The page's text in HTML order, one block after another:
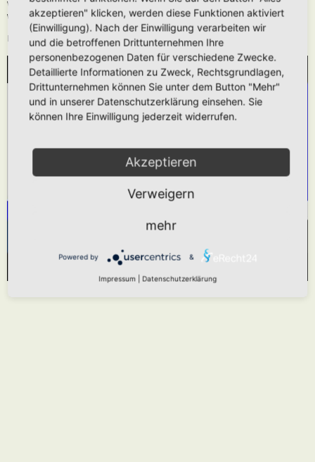
Wie oben beschrieben kann die URL auch ohne die[media]Tags verwendet
werden.
Das hier gezeigt Beispiel würde folgendes generieren:
WIR BENÖTIGEN IHRE ZUSTIMMUNG, UM
DEN YOUTUBE-SERVICE ZU LADEN!
um Videoinhalte einzubetten. Dieser Service kann
Daten zu Ihren Aktivitäten sammeln. Bitte lesen
Sie die Details durch und stimmen Sie der
Nutzung des Service zu, um dieses Video
Mehr Informationen
Powered byUsercentrics Consent Management Platform
akzeptieren" klicken, werden diese Funktionen aktiviert
(Einwilligung). Nach der Einwilligung verarbeiten wir
und die betroffenen Drittunternehmen Ihre
personenbezogenen Daten für verschiedene Zwecke.
Detaillierte Informationen zu Zweck, Rechtsgrundlagen,
Drittunternehmen können Sie unter dem Button "Mehr"
und in unserer Datenschutzerklärung einsehen. Sie
können Ihre Einwilligung jederzeit widerrufen.
Akzeptieren
Verweigern
mehr
Powered by &
Impressum Datenschutzerklärung